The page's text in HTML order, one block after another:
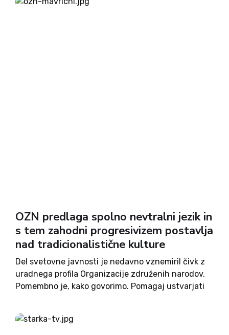
prizadevanja za odpravljanje tovrstne obravnave
OZN predlaga spolno nevtralni jezik in
s tem zahodni progresivizem postavlja
nad tradicionalistične kulture
Del svetovne javnosti je nedavno vznemiril čivk z
uradnega profila Organizacije združenih narodov.
Pomembno je, kako govorimo. Pomagaj ustvarjati
katerih spola ne (pre)poznaš, in pri naslavljanju
skupin uporabljaj spolno nevtralen jezik, smo